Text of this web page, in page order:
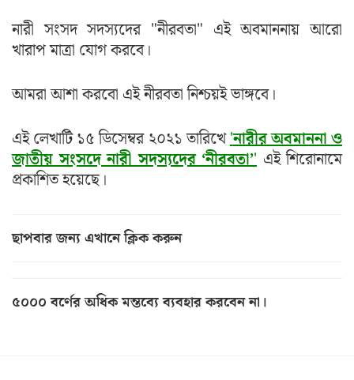
নারী সংসদ সদস্যদের "নীরবতা" এই অবমাননায় আরো
খারাপ মাত্রা যোগ করবে।
আমরা আশা করবো এই নীরবতা নিশ্চয়ই ভাঙ্গবে।
এই লেখাটি ১৫ ডিসেম্বর ২০২১ তারিখে'নারীর অবমাননা ও
জাতীয় সংসদে নারী সদস্যদের ‘নীরবতা’' এই শিরোনামে
প্রকাশিত হয়েছে।
ছাপবার জন্য এখানে ক্লিক করুন
৫০০০ বর্ণের অধিক মন্তব্যে ব্যবহার করবেন না।